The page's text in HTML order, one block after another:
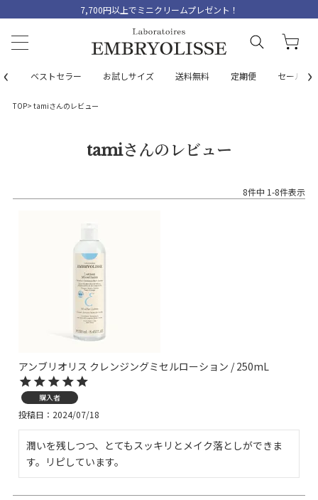
7,700円以上でミニクリームプレゼント！
‹ ベストセラー お試しサイズ 送料無料 定期便 セール ›
TOP tamiさんのレビュー
tamiさんのレビュー
8件中 1-8件表示
アンブリオリス クレンジングミセルローション / 250mL
購入者
投稿日 2024/07/18
潤いを残しつつ、とてもスッキリとメイク落としができま
す。リピしています。